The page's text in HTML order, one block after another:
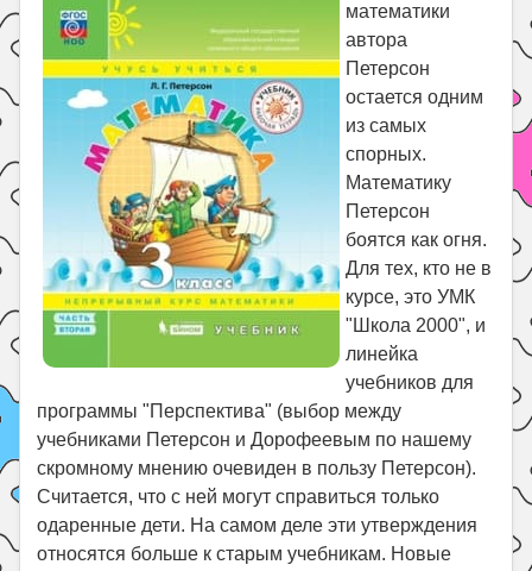
Летом!
Поиск
математики
автора
Петерсон
остается одним
из самых
спорных.
Математику
Петерсон
боятся как огня.
Для тех, кто не в
курсе, это УМК
"Школа 2000", и
линейка
учебников для
программы "Перспектива" (выбор между
учебниками Петерсон и Дорофеевым по нашему
скромному мнению очевиден в пользу Петерсон).
Считается, что с ней могут справиться только
одаренные дети. На самом деле эти утверждения
относятся больше к старым учебникам. Новые